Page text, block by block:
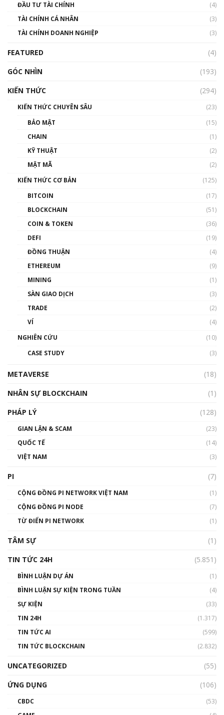
00:02:14
đến hệ sinh thái tiền mã hoá | Phổ cập
00:43:47
như thể nào?
00:39:31
Phổ cập Blockchain
thống & Crypto qua các cuộc chiến | Phổ cập
01:32:59
gió ấm
Talkshow 14: MemeCoin – Trò đùa tỷ đô
01:29:26
ĐẦU TƯ TÀI CHÍNH
(4)
TÀI CHÍNH CÁ NHÂN
(3)
TÀI CHÍNH DOANH NGHIỆP
(3)
FEATURED
(4)
GÓC NHÌN
(193)
KIẾN THỨC
(294)
KIẾN THỨC CHUYÊN SÂU
(23)
BẢO MẬT
(15)
CHAIN
(1)
KỸ THUẬT
(2)
MẬT MÃ
(2)
KIẾN THỨC CƠ BẢN
(125)
BITCOIN
(17)
BLOCKCHAIN
(51)
COIN & TOKEN
(36)
DEFI
(19)
ĐỒNG THUẬN
(4)
ETHEREUM
(9)
MINING
(1)
SÀN GIAO DỊCH
(3)
TRADE
(2)
VÍ
(4)
NGHIÊN CỨU
(10)
CASE STUDY
(3)
METAVERSE
(18)
NHÂN SỰ BLOCKCHAIN
(1)
PHÁP LÝ
(128)
GIAN LẬN & SCAM
(23)
QUỐC TẾ
(14)
VIỆT NAM
(3)
PI (7)
CỘNG ĐỒNG PI NETWORK VIỆT NAM
(1)
CỘNG ĐỒNG PI NODE
(7)
TỪ ĐIỂN PI NETWORK
(1)
TÂM SỰ
(1)
TIN TỨC 24H
(5.851)
BÌNH LUẬN DỰ ÁN
(1)
BÌNH LUẬN SỰ KIỆN TRONG TUẦN
(4)
SỰ KIỆN
(33)
TIN 24H
(1.317)
TIN TỨC AI
(599)
TIN TỨC BLOCKCHAIN
(2.832)
UNCATEGORIZED
(55)
ỨNG DỤNG
(106)
CBDC
(53)